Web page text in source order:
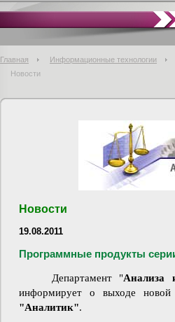
Главная Информационные технологии
Новости
Новости
19.08.2011
Программные продукты
Департамент "Анализа
информирует о выходе новой
"Аналитик".